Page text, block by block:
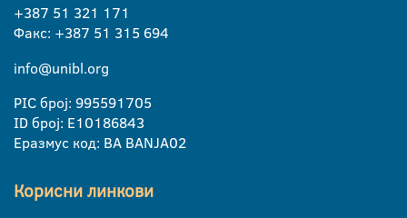
+387 51 321 171
Факс: +387 51 315 694
info@unibl.org
PIC број: 995591705
ID број: E10186843
Еразмус код: BA BANJA02
Корисни линкови